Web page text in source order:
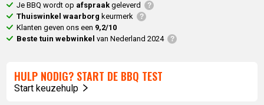
Je BBQ wordt op afspraak geleverd
Thuiswinkel waarborg keurmerk
Klanten geven ons een 9,2/10
Beste tuin webwinkel van Nederland 2024
HULP NODIG? START DE BBQ TEST
Start keuzehulp